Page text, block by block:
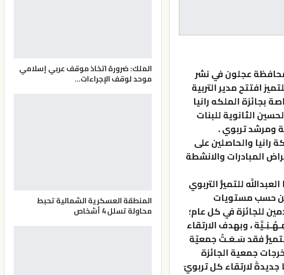
عجلون في نشر
افتتح مدير التربية
بجائزة الملكه رانيا
الثانوية للبنات
رانيا والحاصلين على
المبادرات والانشطة
للتميُّز التربوي
حسب مستويات
للجائزة في كل عام؛
، وبهدف الارتقاء
فقد سَـعَـتْ جمعيّة
مخرجات جمعية الجائزة
جديدةً لارتقاء كل تربويّ
الملك: ضرورة اتخاذ موقف عربي إسلامي
موحد لوقف الإجراءات…
المنطقة العسكرية الشمالية تحبط
محاولة تسلل 4 أشخاص